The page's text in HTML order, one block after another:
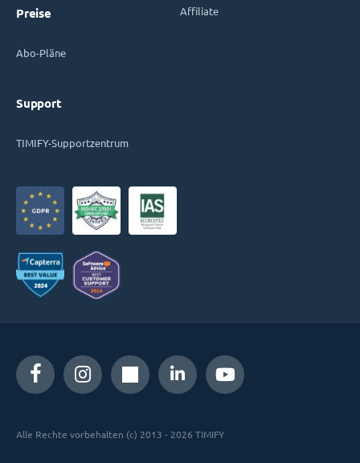
Preise
Abo-Pläne
Support
TIMIFY-Supportzentrum
Affiliate
Alle Rechte vorbehalten (c) 2013 - 2026 TIMIFY